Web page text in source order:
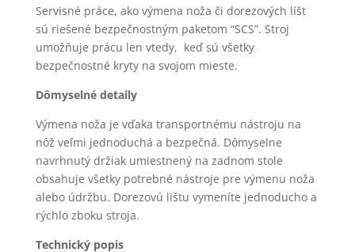
Servisné práce, ako výmena noža či dorezových líšt
sú riešené bezpečnostným paketom “SCS”. Stroj
umožňuje prácu len vtedy, keď sú všetky
bezpečnostné kryty na svojom mieste.
Dômyselné detaily
Výmena noža je vďaka transportnému nástroju na
nôž veľmi jednoduchá a bezpečná. Dômyselne
navrhnutý držiak umiestnený na zadnom stole
obsahuje všetky potrebné nástroje pre výmenu noža
alebo údržbu. Dorezovú lištu vymeníte jednoducho a
rýchlo zboku stroja.
Technický popis